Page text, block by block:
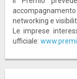
networking e
Le imprese
ufficiale: